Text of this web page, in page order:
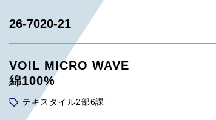
26-7020-21
VOIL MICRO WAVE
綿100%
テキスタイル2部6課